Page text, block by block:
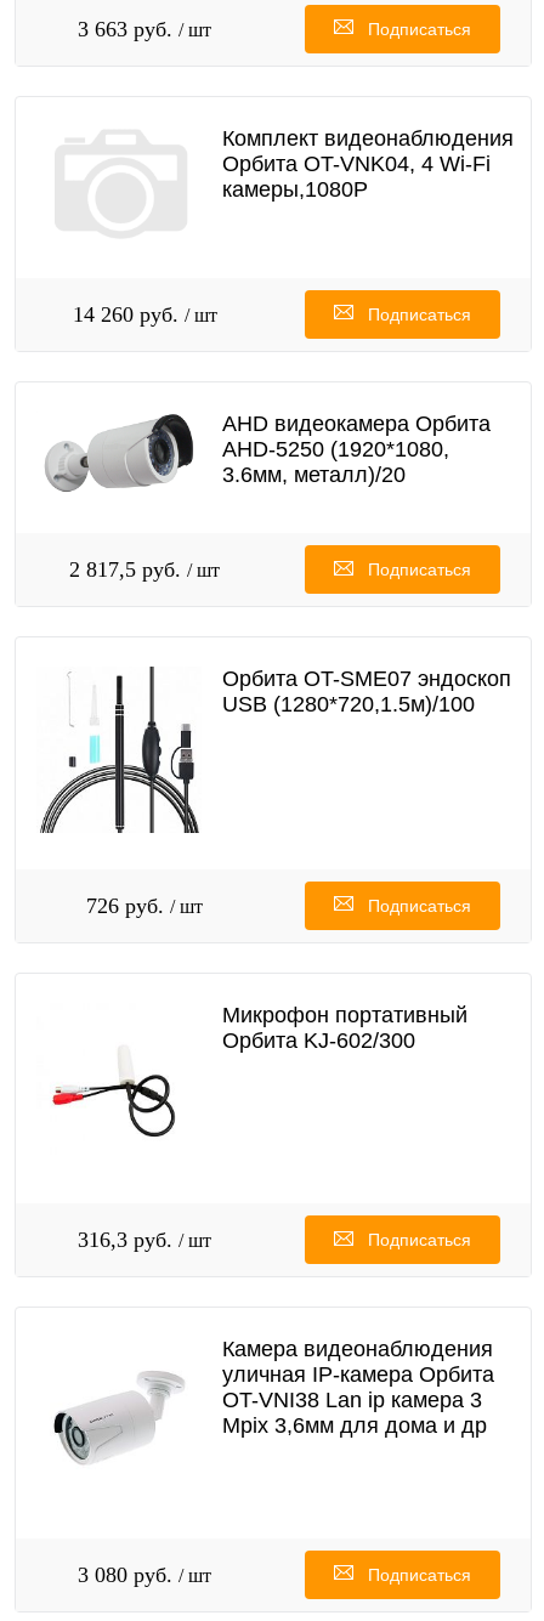
3 663 руб. / шт Подписаться
Комплект видеонаблюдения
Орбита OT-VNK04, 4 Wi-Fi
камеры,1080P
14 260 руб. / шт Подписаться
AHD видеокамера Орбита
AHD-5250 (1920*1080,
3.6мм, металл)/20
2 817,5 руб. / шт Подписаться
Орбита OT-SME07 эндоскоп
USB (1280*720,1.5м)/100
726 руб. / шт Подписаться
Микрофон портативный
Орбита KJ-602/300
316,3 руб. / шт Подписаться
Камера видеонаблюдения
уличная IP-камера Орбита
OT-VNI38 Lan ip камера 3
Mpix 3,6мм для дома и др
3 080 руб. / шт Подписаться